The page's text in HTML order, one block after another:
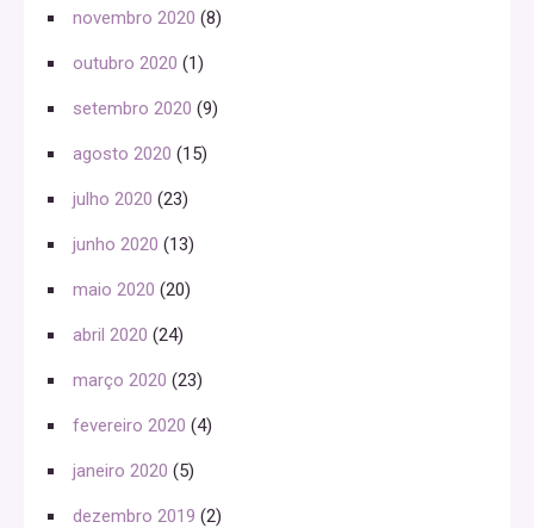
novembro 2020 (8)
outubro 2020 (1)
setembro 2020 (9)
agosto 2020 (15)
julho 2020 (23)
junho 2020 (13)
maio 2020 (20)
abril 2020 (24)
março 2020 (23)
fevereiro 2020 (4)
janeiro 2020 (5)
dezembro 2019 (2)